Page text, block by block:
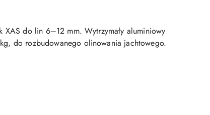
XAS do lin 6–12 mm. Wytrzymały aluminiowy
do rozbudowanego olinowania jachtowego.